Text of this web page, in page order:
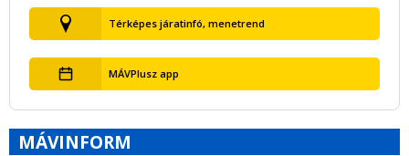
Térképes járatinfó, menetrend
MÁVPlusz app
MÁVINFORM